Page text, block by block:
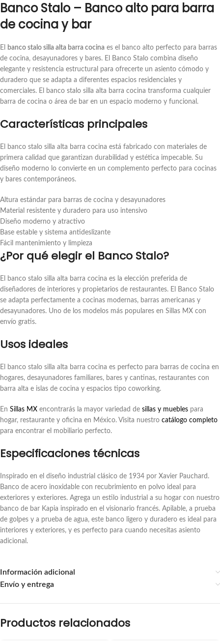
Banco Stalo – Banco alto para barra
de cocina y bar
El banco stalo silla alta barra cocina es el banco alto perfecto para barras
de cocina, desayunadores y bares. El Banco Stalo combina diseño
elegante y resistencia estructural para ofrecerte un asiento cómodo y
duradero que se adapta a diferentes espacios residenciales y
comerciales. El banco stalo silla alta barra cocina transforma cualquier
barra de cocina o área de bar en un espacio moderno y funcional.
Características principales
El banco stalo silla alta barra cocina está fabricado con materiales de
primera calidad que garantizan durabilidad y estética impecable. Su
diseño moderno lo convierte en un complemento perfecto para cocinas
y bares contemporáneos.
Altura estándar para barras de cocina y desayunadores
Material resistente y duradero para uso intensivo
Diseño moderno y atractivo
Base estable y sistema antideslizante
Fácil mantenimiento y limpieza
¿Por qué elegir el Banco Stalo?
El banco stalo silla alta barra cocina es la elección preferida de
diseñadores de interiores y propietarios de restaurantes. El Banco Stalo
se adapta perfectamente a cocinas modernas, barras americanas y
desayunadores. Uno de los modelos más populares en Sillas MX con
envío gratis.
Usos ideales
El banco stalo silla alta barra cocina es perfecto para barras de cocina en
hogares, desayunadores familiares, bares y cantinas, restaurantes con
barra alta e islas de cocina y espacios tipo coworking.
En Sillas MX encontrarás la mayor variedad de sillas y muebles para
hogar, restaurante y oficina en México. Visita nuestro catálogo completo
para encontrar el mobiliario perfecto.
Especificaciones técnicas
Inspirado en el diseño industrial clásico de 1934 por Xavier Pauchard.
Banco de acero inoxidable con recubrimiento en polvo ideal para
exteriores y exteriores. Agrega un estilo industrial a su hogar con nuestro
banco de bar Kapia inspirado en el visionario francés. Apilable, a prueba
de golpes y a prueba de agua, este banco ligero y duradero es ideal para
interiores y exteriores, y es perfecto para cuando necesitas asiento
adicional.
Información adicional
Envío y entrega
Productos relacionados